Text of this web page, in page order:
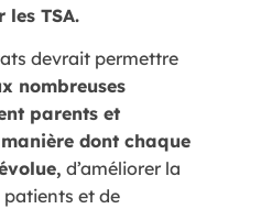
les TSA.
devrait permettre
nombreuses
parents et
dont chaque
d’améliorer la
patients et de